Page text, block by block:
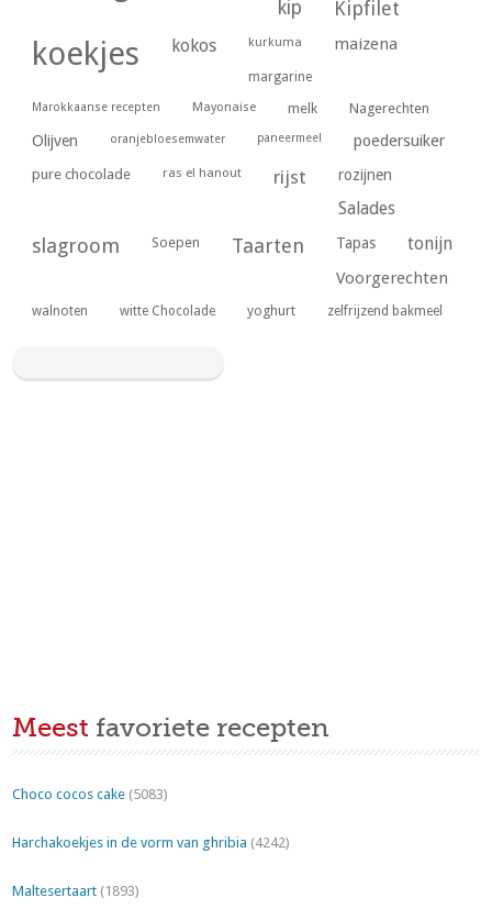
kip Kipfilet
koekjes kokos kurkuma maizena
margarine
Marokkaanse recepten Mayonaise melk Nagerechten
Olijven oranjebloesemwater paneermeel poedersuiker
pure chocolade ras el hanout rijst rozijnen
Salades
slagroom Soepen Taarten Tapas tonijn
Voorgerechten
walnoten witte Chocolade yoghurt zelfrijzend bakmeel
Meest favoriete recepten
Choco cocos cake (5083)
Harchakoekjes in de vorm van ghribia (4242)
Maltesertaart (1893)